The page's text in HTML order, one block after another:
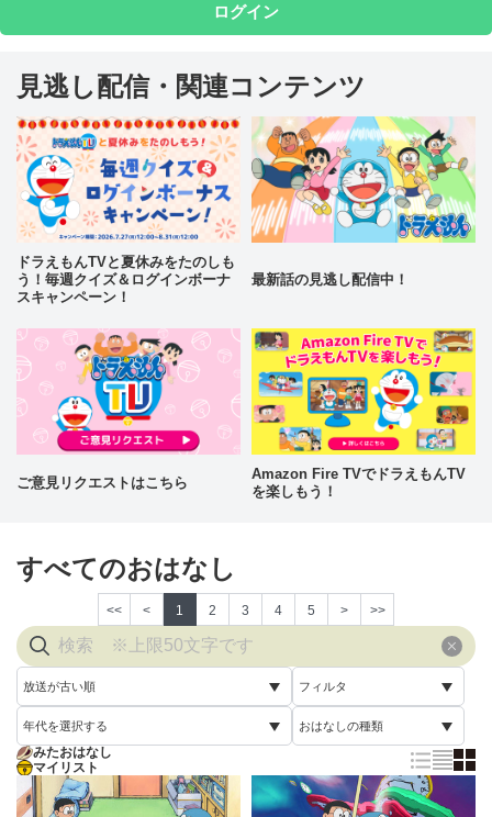
ログイン
見逃し配信・関連コンテンツ
ドラえもんTVと夏休みをたのしも
う！毎週クイズ＆ログインボーナ
スキャンペーン！
最新話の見逃し配信中！
ご意見リクエストはこちら
Amazon Fire TVでドラえもんTV
を楽しもう！
すべてのおはなし
<< < 1 2 3 4 5 > >>
放送が古い順
放送が古い順
放送が新しい順
配信が古い順
フィルタ
すべて
未視聴
年代を選択する
すべて
2005年
おはなしの種類
通常回
みたおはなし
マイリスト